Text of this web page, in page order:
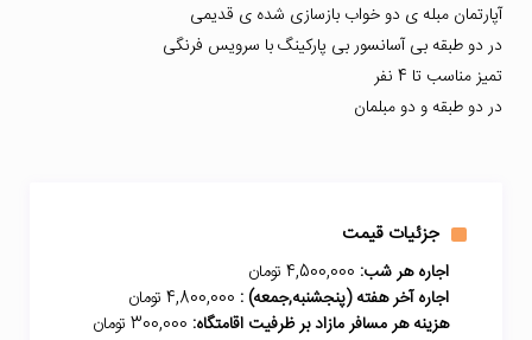
آپارتمان مبله ی دو خواب بازسازی شده ی قدیمی
در دو طبقه بی آسانسور بی پارکینگ با سرویس فرنگی
تمیز مناسب تا 4 نفر
در دو طبقه و دو مبلمان
جزئیات قیمت
اجاره هر شب:
اجاره آخر هفته (پنجشنبه,جمعه) :
هزینه هر مسافر مازاد بر ظرفیت اقامتگاه: